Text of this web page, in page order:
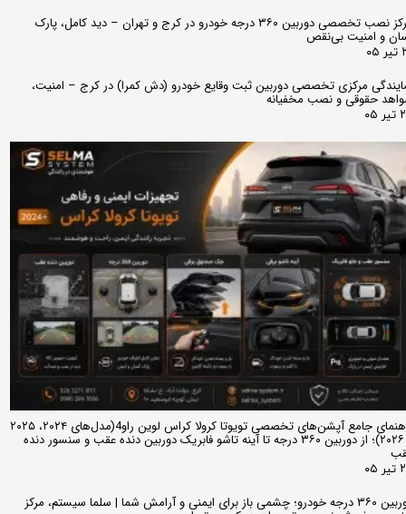
مرکز نصب تخصصی دوربین ۳۶۰ درجه خودرو در کرج و تهران – دید کامل، پارک
و امنیت بی‌نقص
مرکزی تخصصی دوربین ثبت وقایع خودرو (دش کمرا) در کرج – امنیت،
حقوقی و نصب مخفیانه
راهنمای جامع آپشن‌های تخصصی تویوتا کرولا کراس لوین راو4(مدل‌های ۲۰۲۴، ۲۰۲۵
و ۲۰۲۶)؛ از دوربین ۳۶۰ درجه تا آینه تاشو فابریک دوربین دنده عقب و سنسور دنده
دوربین ۳۶۰ درجه خودرو؛ چشمی باز برای ایمنی و آرامش شما | سلما سیستم، مرکز